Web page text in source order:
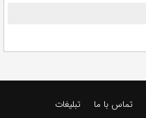
تماس با ما تبلیغات